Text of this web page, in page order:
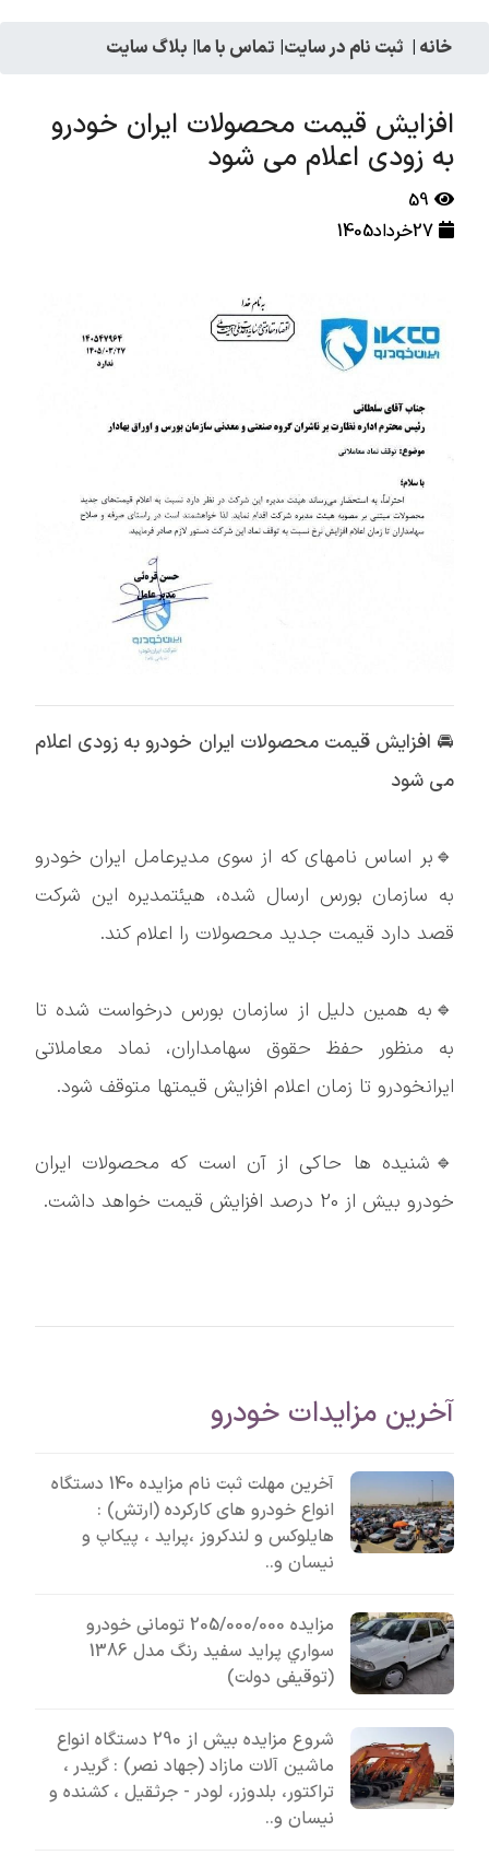
خانه | ثبت نام در سایت| تماس با ما| بلاگ سایت
افزایش قیمت محصولات ایران خودرو
به زودی اعلام می شود
59
27خرداد1405
🚘 افزایش قیمت محصولات ایران خودرو به زودی اعلام
می شود
🔹بر اساس نامهای که از سوی مدیرعامل ایران خودرو
به سازمان بورس ارسال شده، هیئتمدیره این شرکت
قصد دارد قیمت جدید محصولات را اعلام کند.
🔹به همین دلیل از سازمان بورس درخواست شده تا
به منظور حفظ حقوق سهامداران، نماد معاملاتی
ایرانخودرو تا زمان اعلام افزایش قیمتها متوقف شود.
🔹شنیده ها حاکی از آن است که محصولات ایران
خودرو بیش از 20 درصد افزایش قیمت خواهد داشت.
آخرین مزایدات خودرو
آخرین مهلت ثبت نام مزایده 140 دستگاه
انواع خودرو های کارکرده (ارتش) :
هایلوکس و لندکروز ،پراید ، پیکاپ و
نیسان و..
مزایده 205/000/000 تومانی خودرو
سواري پرايد سفيد رنگ مدل 1386
(توقیفی دولت)
شروع مزایده بیش از 290 دستگاه انواع
ماشین آلات مازاد (جهاد نصر) : گریدر ،
تراکتور، بلدوزر، لودر - جرثقیل ، کشنده و
نیسان و..